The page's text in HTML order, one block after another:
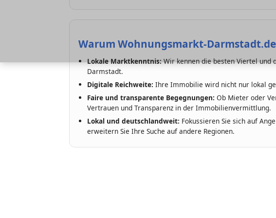
Warum Wohnungsmarkt-
Lokale Marktkenntnis:Wir kennen die besten Viertel und
Darmstadt.
Digitale Reichweite: Ihre Immobilie wird nicht nur lokal
Faire und transparente Begegnungen: Ob Mieter oder
Vertrauen und Transparenz in der Immobilienvermittlung.
Lokal und deutschlandweit: Fokussieren Sie sich auf
erweitern Sie Ihre Suche auf andere Regionen.